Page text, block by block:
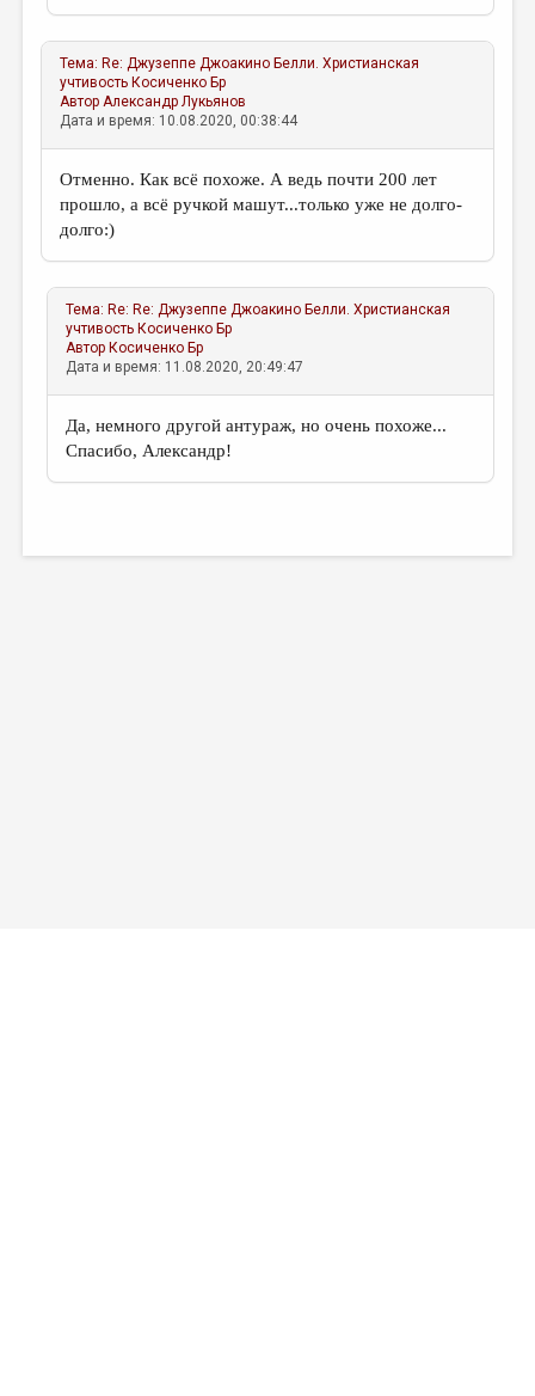
Тема: Re: Джузеппе Джоакино Белли. Христианская
учтивость Косиченко Бр
АвторАлександр Лукьянов
Дата и время: 10.08.2020, 00:38:44
Отменно. Как всё похоже. А ведь почти 200 лет
прошло, а всё ручкой машут...только уже не долго-
долго:)
Тема: Re: Re: Джузеппе Джоакино Белли. Христианская
учтивость Косиченко Бр
Автор Косиченко Бр
Дата и время: 11.08.2020, 20:49:47
Да, немного другой антураж, но очень похоже...
Спасибо, Александр!